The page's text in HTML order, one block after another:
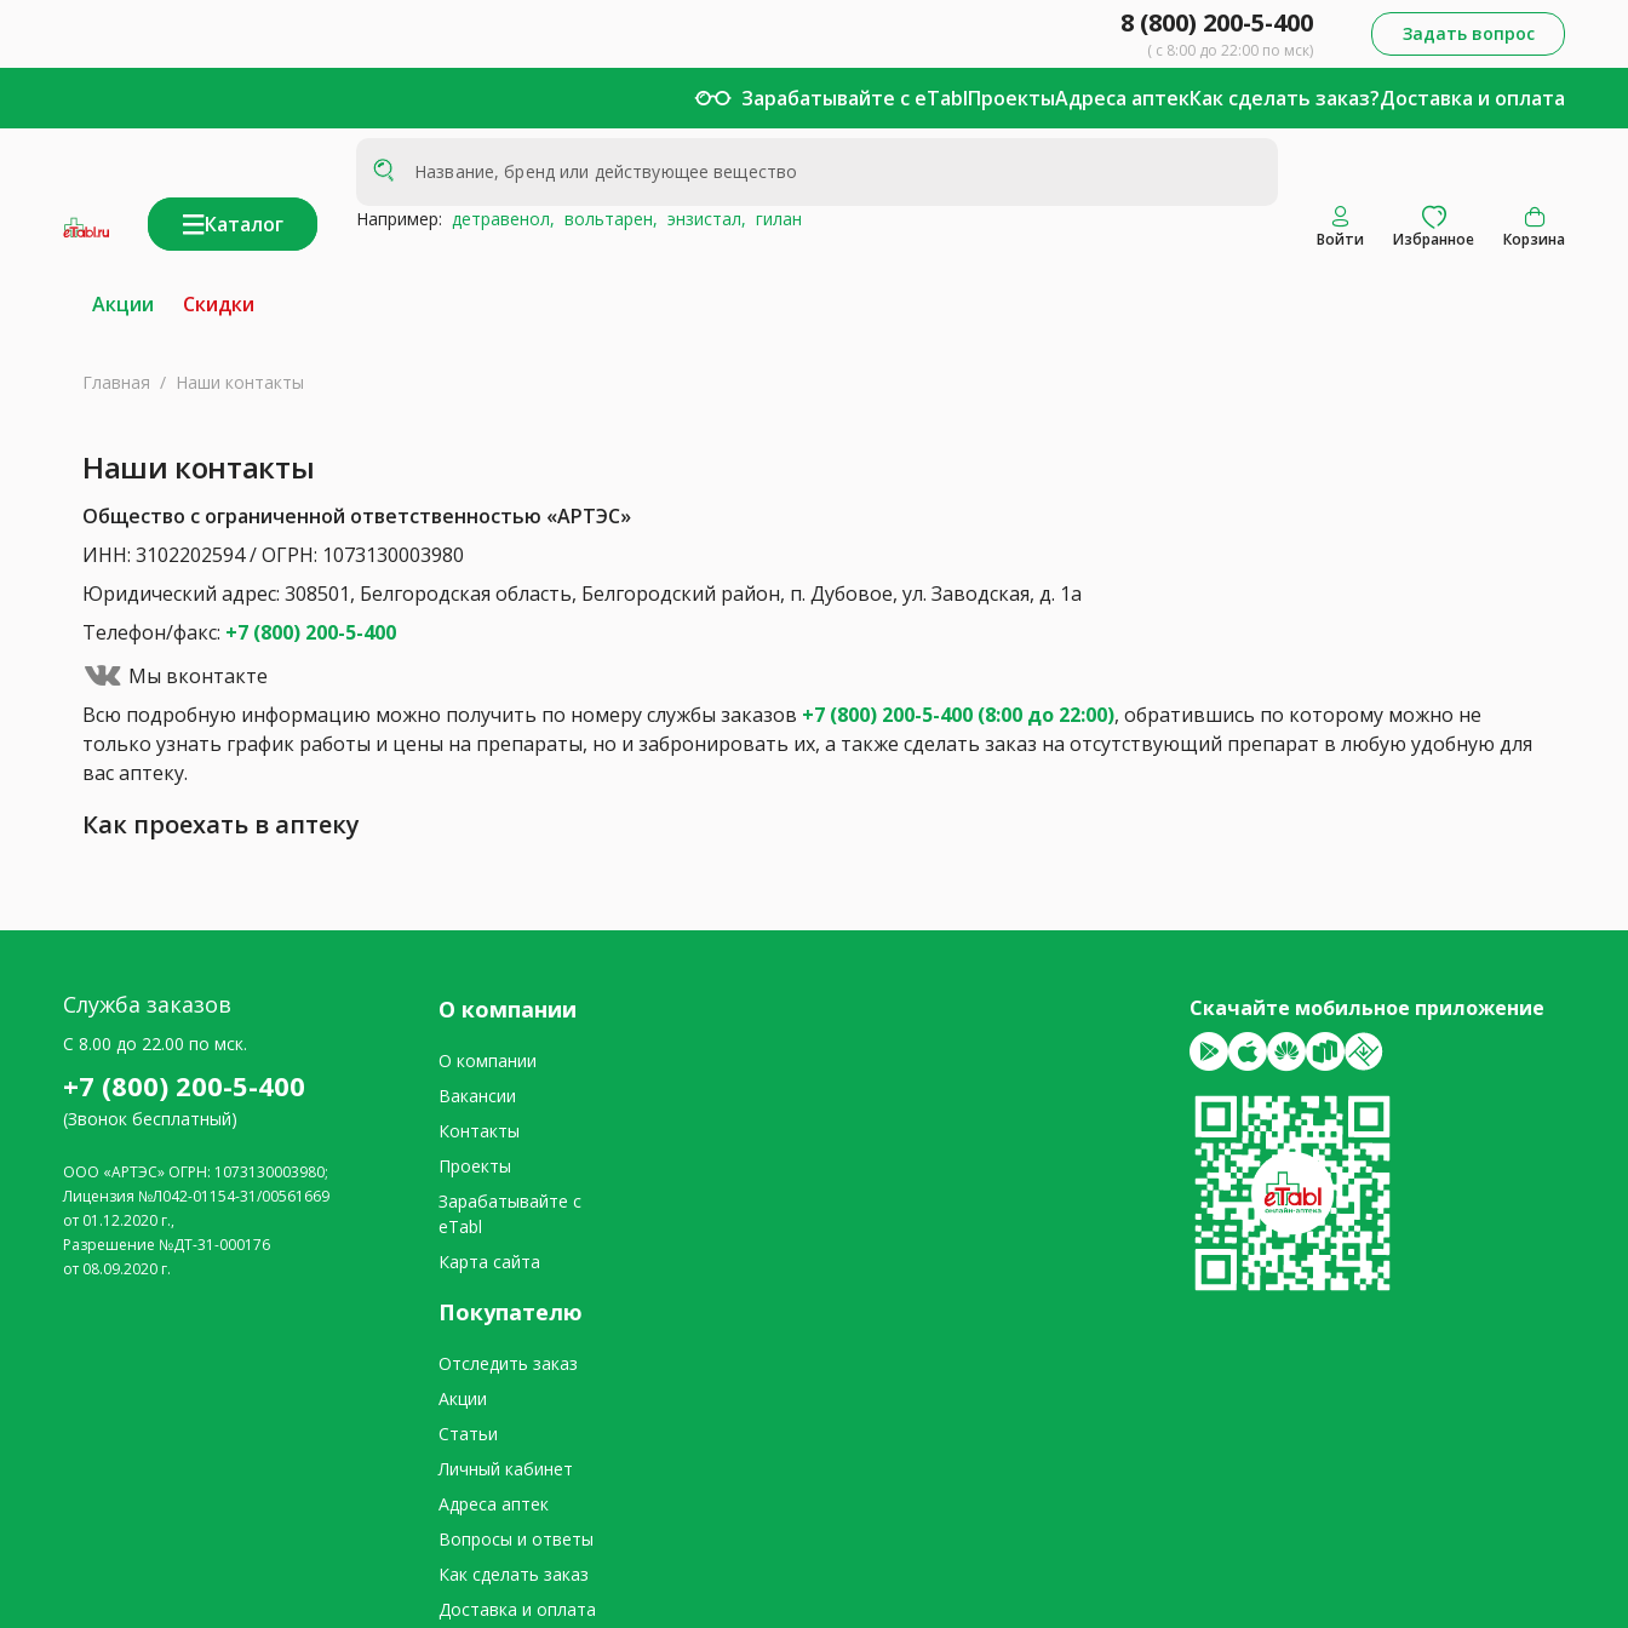
8 (800) 200-5-400
( с 8:00 до 22:00 по мск)
Задать вопрос
Зарабатывайте с eTablПроектыАдреса аптекКак сделать заказ?Доставка и оплата
Каталог Например: детравенол, вольтарен, энзистал, гилан
Войти Избранное Корзина
Акции Скидки
Главная / Наши контакты
Наши контакты
Общество с ограниченной ответственностью «АРТЭС»
ИНН: 3102202594 / ОГРН: 1073130003980
Юридический адрес: 308501, Белгородская область, Белгородский район, п. Дубовое, ул. Заводская, д. 1а
Телефон/факс: +7 (800) 200-5-400
Мы вконтакте
Всю подробную информацию можно получить по номеру службы заказов +7 (800) 200-5-400 (8:00 до 22:00), обратившись по которому можно не
только узнать график работы и цены на препараты, но и забронировать их, а также сделать заказ на отсутствующий препарат в любую удобную для
вас аптеку.
Как проехать в аптеку
Служба заказов
C 8.00 до 22.00 по мск.
+7 (800) 200-5-400
(Звонок бесплатный)
ООО «АРТЭС» ОГРН: 1073130003980;
Лицензия №Л042-01154-31/00561669
от 01.12.2020 г.,
Разрешение №ДТ-31-000176
от 08.09.2020 г.
О компании
О компании
Вакансии
Контакты
Проекты
Зарабатывайте с
eTabl
Карта сайта
Покупателю
Отследить заказ
Акции
Статьи
Личный кабинет
Адреса аптек
Вопросы и ответы
Как сделать заказ
Доставка и оплата
Скачайте мобильное приложение